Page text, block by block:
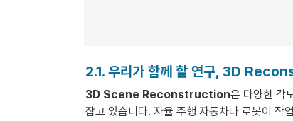
2.1. 우리가 함께 할 연구, 3D
3D Scene Reconstruction은 다양한 각
잡고 있습니다. 자율 주행 자동차나 로봇이